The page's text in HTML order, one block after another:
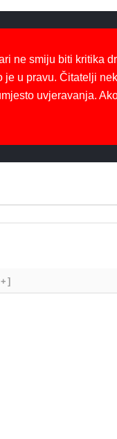
ne smiju biti kritika
u pravu. Čitatelji
uvjeravanja.